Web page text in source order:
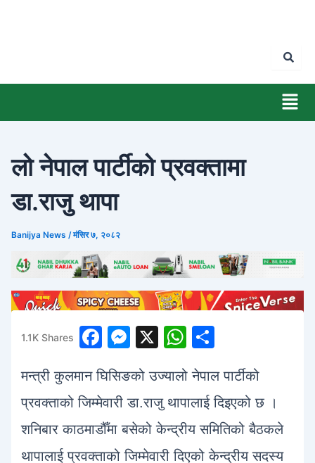
लो नेपाल पार्टीको प्रवक्तामा
डा.राजु थापा
Banijya News /मंसिर ७, २०८२
1.1K Shares
F
c
e
b
o
M
s
s
e
n
X
W
at
s
A
p
ar
e
मन्त्री कुलमान घिसिङको उज्यालो नेपाल पार्टीको
प्रवक्ताको जिम्मेवारी डा.राजु थापालाई दिइएको छ ।
शनिबार काठमाडौँमा बसेको केन्द्रीय समितिको बैठकले
थापालाई प्रवक्ताको जिम्मेवारी दिएको केन्द्रीय सदस्य